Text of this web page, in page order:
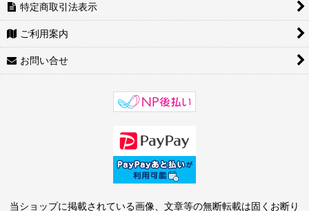
特定商取引法表示
ご利用案内
お問い合せ
当ショップに掲載されている画像、文章等の無断転載は固くお断り